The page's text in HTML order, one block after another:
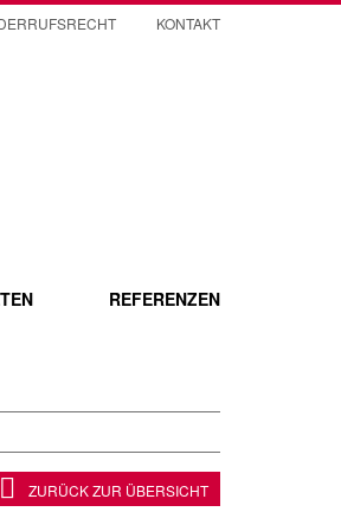
REFERENZEN
KONTAKT
ZURÜCK ZUR ÜBERSICHT